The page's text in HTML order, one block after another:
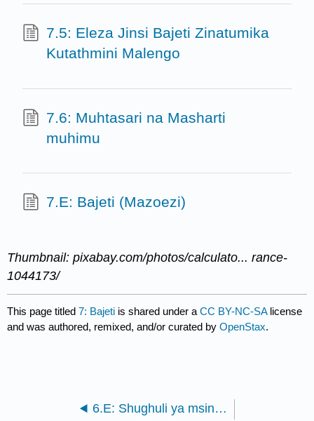
7.5: Eleza Jinsi Bajeti Zinatumika
Kutathmini Malengo
7.6: Muhtasari na Masharti
muhimu
7.E: Bajeti (Mazoezi)
Thumbnail: pixabay.com/photos/calculato... rance-
1044173/
This page titled7: Bajeti is shared under aCC BY-NC-SA license
and was authored, remixed, and/or curated byOpenStax.
6.E: Shughuli ya msingi, ya kutofautiana, na Kupunguza gharama (Mazoezi)